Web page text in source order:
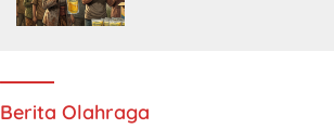
Berita Olahraga